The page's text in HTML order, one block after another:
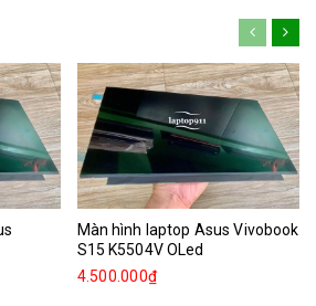
Màn hình laptop Asus Vivobook
S15 K5504V OLed
4.500.000₫